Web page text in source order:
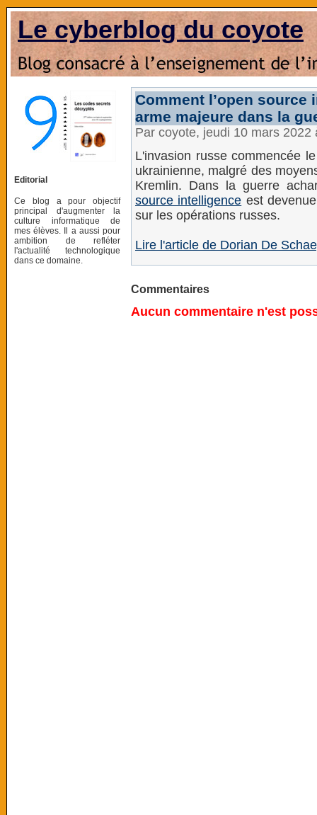
Le cyberblog du coyote
Editorial
Ce blog a pour objectif
principal d'augmenter la
culture informatique de
mes élèves. Il a aussi pour
ambition de refléter
l'actualité technologique
dans ce domaine.
Comment l’open
arme majeure dans la
Par coyote, jeudi 10 mars
L'invasion russe commencée
ukrainienne, malgré des
Kremlin. Dans la guerre
source intelligence est
sur les opérations russes.
Lire l'article de Dorian De
Commentaires
Aucun commentaire n'est